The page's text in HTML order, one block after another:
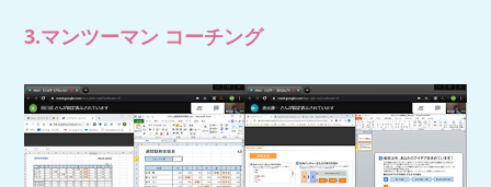
3.マンツーマン コーチング